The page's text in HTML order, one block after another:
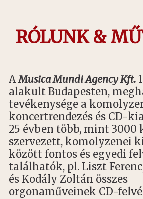
RÓLUNK &
AMusica Mundi Agency Kft.
alakult Budapesten,
tevékenysége a
koncertrendezés és CD-
25 évben több, mint 3000
szervezett, komolyzenei
között fontos és egyedi
találhatók, pl. Liszt
és Kodály Zoltán összes
orgonaműveinek CD-